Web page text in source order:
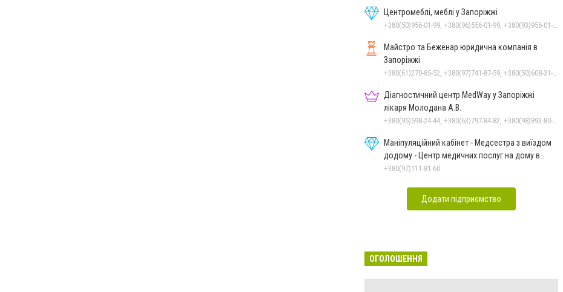
Центромеблі, меблі у Запоріжжі
Майстро та Беженар юридична компанія в
Запоріжжі
Діагностичний центр MedWay у Запоріжжі
лікаря Молодана А.В.
Маніпуляційний кабінет - Медсестра з виїздом
додому - Центр медичних послуг на дому в
Запоріжжі
+380(97)111-81-60
Додати підприємство
ОГОЛОШЕННЯ